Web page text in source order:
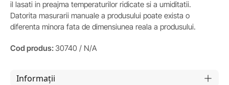
il lasati in preajma temperaturilor ridicate si a umiditatii.
Datorita masurarii manuale a produsului poate exista o
diferenta minora fata de dimensiunea reala a produsului.
Cod produs: 30740 / N/A
Informații